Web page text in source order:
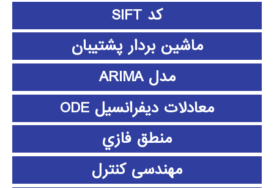
کد SIFT
ماشین بردار پشتیبان
مدل ARIMA
معادلات دیفرانسیل ODE
منطق فازي
مهندسی کنترل